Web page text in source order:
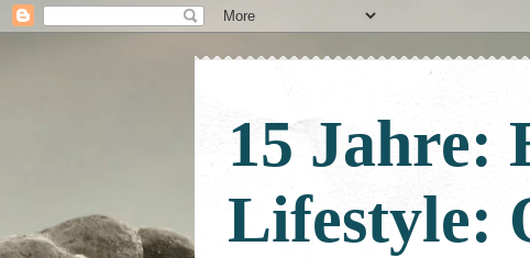
15 Jahre:
Lifestyle: